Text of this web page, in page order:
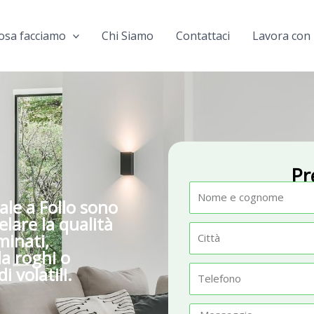
facciamo Chi Siamo Contattaci Lavora con
a Follo sono
la qualità
roghi o
volatili.
o
ei
t
à
e